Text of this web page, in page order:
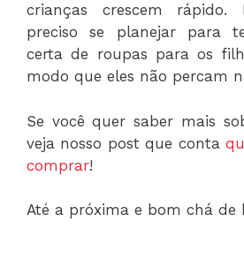
crianças crescem rápido.
preciso se planejar para
certa de roupas para os
modo que eles não percam
Se você quer saber mais
veja nosso post que conta
comprar!
Até a próxima e bom chá de